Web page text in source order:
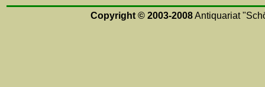
Copyright © 2003-2008Antiquariat